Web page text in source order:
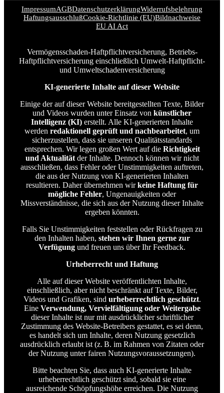
ImpressumAGBDatenschutzerklärungWiderrufsbelehrung
HaftungsausschlußCookie-Richtlinie (EU)Bildnachweise
EU AI Act
Vermögensschaden-Haftpflichtversicherung, Betriebs-
Haftpflichtversicherung einschließlich Umwelt-Haftpflicht-
und Umweltschadenversicherung
KI-generierte Inhalte auf dieser Website
Einige der auf dieser Website bereitgestellten Texte, Bilder
und Videos wurden unter Einsatz von künstlicher
Intelligenz (KI) erstellt. Alle KI-generierten Inhalte
werden redaktionell geprüft und nachbearbeitet, um
sicherzustellen, dass sie unseren Qualitätsstandards
entsprechen. Wir legen großen Wert auf die Richtigkeit
und Aktualitätder Inhalte. Dennoch können wir nicht
ausschließen, dass Fehler oder Unstimmigkeiten auftreten,
die aus der Nutzung von KI-generierten Inhalten
resultieren. Daher übernehmen wirkeine Haftung für
mögliche Fehler, Ungenauigkeiten oder
Missverständnisse, die sich aus der Nutzung dieser Inhalte
ergeben könnten.
Falls Sie Unstimmigkeiten feststellen oder Rückfragen zu
den Inhalten haben, stehen wir Ihnen gerne zur
Verfügung und freuen uns über Ihr Feedback.
Urheberrecht und Haftung
Alle auf dieser Website veröffentlichten Inhalte,
einschließlich, aber nicht beschränkt auf Texte, Bilder,
Videos und Grafiken, sind urheberrechtlich geschützt.
Eine Verwendung, Vervielfältigung oder Weitergabe
dieser Inhalte ist nur mit ausdrücklicher schriftlicher
Zustimmung des Website-Betreibers gestattet, es sei denn,
es handelt sich um Inhalte, deren Nutzung gesetzlich
ausdrücklich erlaubt ist (z. B. im Rahmen von Zitaten oder
der Nutzung unter fairen Nutzungsvoraussetzungen).
Bitte beachten Sie, dass auch KI-generierte Inhalte
urheberrechtlich geschützt sind, sobald sie eine
ausreichende Schöpfungshöhe erreichen. Die Nutzung